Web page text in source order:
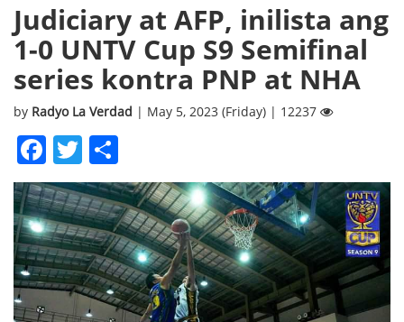
Judiciary at AFP, inilista ang
1-0 UNTV Cup S9 Semifinal
series kontra PNP at NHA
by Radyo La Verdad | May 5, 2023 (Friday) | 12237
Facebook
Twitter